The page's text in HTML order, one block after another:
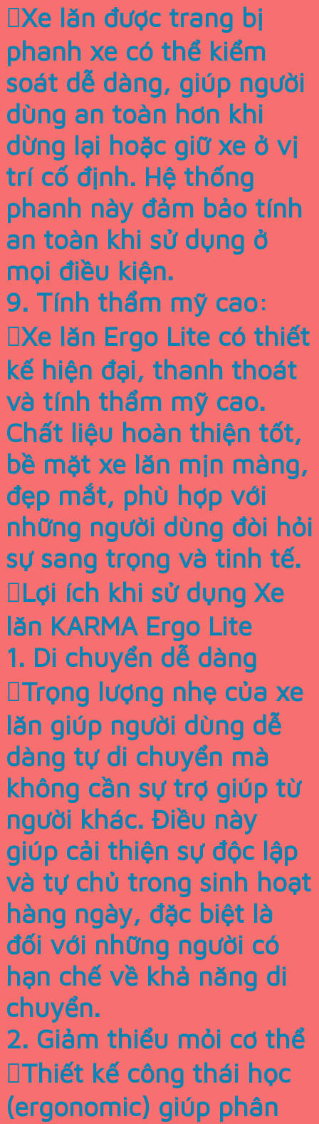
Xe lăn được trang bị
phanh xe có thể kiểm
soát dễ dàng, giúp người
dùng an toàn hơn khi
dừng lại hoặc giữ xe ở vị
trí cố định. Hệ thống
phanh này đảm bảo tính
an toàn khi sử dụng ở
mọi điều kiện.
9. Tính thẩm mỹ cao:
Xe lăn Ergo Lite có thiết
kế hiện đại, thanh thoát
và tính thẩm mỹ cao.
Chất liệu hoàn thiện tốt,
bề mặt xe lăn mịn màng,
đẹp mắt, phù hợp với
những người dùng đòi hỏi
sự sang trọng và tinh tế.
Lợi ích khi sử dụng Xe
lăn KARMA Ergo Lite
1. Di chuyển dễ dàng
Trọng lượng nhẹ của xe
lăn giúp người dùng dễ
dàng tự di chuyển mà
không cần sự trợ giúp từ
người khác. Điều này
giúp cải thiện sự độc lập
và tự chủ trong sinh hoạt
hàng ngày, đặc biệt là
đối với những người có
hạn chế về khả năng di
chuyển.
2. Giảm thiểu mỏi cơ thể
Thiết kế công thái học
(ergonomic) giúp phân